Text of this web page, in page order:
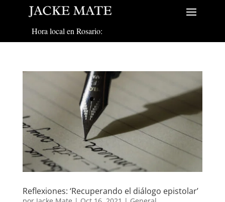
Hora local en Rosario:
Reflexiones: ‘Recuperando el diálogo epistolar’